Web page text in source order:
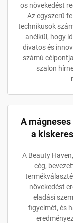
os növekedést
Az egyszerű
technikusok
anélkül, hogy
divatos és
számú
szalon
A
a
A Beauty
cég,
növekedést
eladási
figyelmét, és